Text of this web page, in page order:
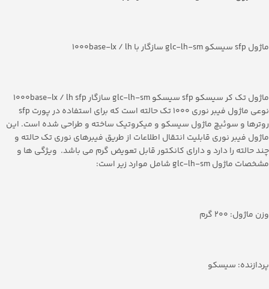
ماژول sfp سیسکو glc-lh-sm سازگار با 1000base-lx / lh
ماژول تک کر سیسکو sfp سیسکو glc-lh-sm سازگار 1000base-lx / lh sfp
نوعی ماژول فیبر نوری 1000 تک حالته است که برای استفاده در پورت sfp
روترها و سوئیچ ماژول سیسکو و میکروتیک ساخته و طراحی شده است. این
ماژول فیبر نوری قابلیت انتقال اطلاعات از طریق فیبرهای نوری تک حالته و
چند حالته را دارد و دارای کانکتور قابل تعویض گرم می باشد. ویژگی ها و
مشخصات ماژول glc-lh-sm شامل موارد زیر است:
وزن ماژول: 200 گرم
پردازنده: سیسکو